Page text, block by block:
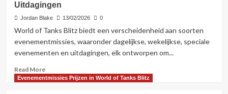
Missies
in
of
Tanks
Blitz:
Speciale
prijzen,
Uitdagingen
Jordan Blake 13/02/2026 0
World of Tanks Blitz biedt een verscheidenheid aan soorten
evenementmissies, waaronder dagelijkse, wekelijkse, speciale
evenementen en uitdagingen, elk ontworpen om...
Read MoreRead
more
Evenementmissies Prijzen in World of Tanks Blitz